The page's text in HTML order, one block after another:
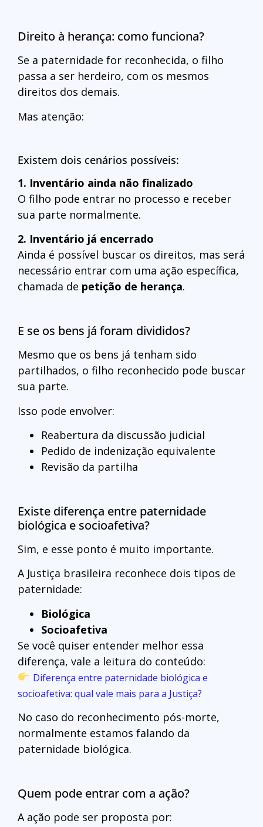
Direito à herança: como funciona?
Se a paternidade for reconhecida, o filho
passa a ser herdeiro, com os mesmos
direitos dos demais.
Mas atenção:
Existem dois cenários possíveis:
1. Inventário ainda não finalizado
O filho pode entrar no processo e receber
sua parte normalmente.
2. Inventário já encerrado
Ainda é possível buscar os direitos, mas será
necessário entrar com uma ação específica,
chamada de petição de herança.
E se os bens já foram divididos?
Mesmo que os bens já tenham sido
partilhados, o filho reconhecido pode buscar
sua parte.
Isso pode envolver:
Reabertura da discussão judicial
Pedido de indenização equivalente
Revisão da partilha
Existe diferença entre paternidade
biológica e socioafetiva?
Sim, e esse ponto é muito importante.
A Justiça brasileira reconhece dois tipos de
paternidade:
Biológica
Socioafetiva
Se você quiser entender melhor essa
diferença, vale a leitura do conteúdo:
Diferença entre paternidade biológica e
socioafetiva: qual vale mais para a Justiça?
No caso do reconhecimento pós-morte,
normalmente estamos falando da
paternidade biológica.
Quem pode entrar com a ação?
A ação pode ser proposta por: